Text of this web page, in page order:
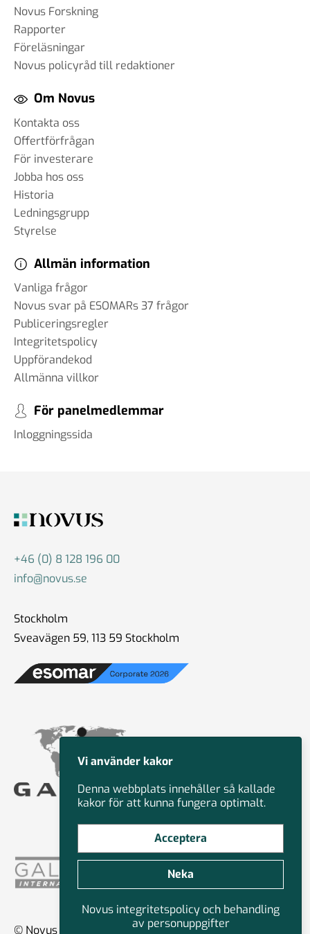
Novus Forskning
Rapporter
Föreläsningar
Novus policyråd till redaktioner
Om Novus
Kontakta oss
Offertförfrågan
För investerare
Jobba hos oss
Historia
Ledningsgrupp
Styrelse
Allmän information
Vanliga frågor
Novus svar på ESOMARs 37 frågor
Publiceringsregler
Integritetspolicy
Uppförandekod
Allmänna villkor
För panelmedlemmar
Inloggningssida
+46 (0) 8 128 196 00
info@novus.se
Stockholm
Sveavägen 59, 113 59 Stockholm
© Novus Group International 2026
Vi använder kakor
Denna webbplats innehåller så kallade
kakor för att kunna fungera optimalt.
Acceptera
Neka
Novus integritetspolicy och behandling
av personuppgifter